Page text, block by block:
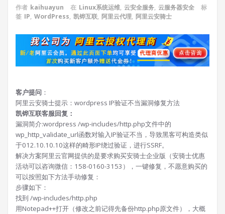
作者 kaihuayun 在 Linux系统运维, 云安全服务, 云服务器安全
标
签 IP, WordPress, 凯铧互联, 阿里云代理, 阿里云安骑士
客户提问 ：
阿里云安骑士提示：wordpress IP验证不当漏洞修复方法
凯铧互联客服回复：
漏洞简介:wordpress /wp-includes/http.php文件中的
wp_http_validate_url函数对输入IP验证不当，导致黑客可构造类似
于012.10.10.10这样的畸形IP绕过验证，进行SSRF。
解决方案阿里云官网提供的是要求购买安骑士企业版（安骑士优惠
活动可以咨询微信：158-0160-3153），一键修复，不愿意购买的
可以按照如下方法手动修复：
步骤如下：
找到 /wp-includes/http.php
用Notepad++打开（修改之前记得先备份http.php原文件），大概